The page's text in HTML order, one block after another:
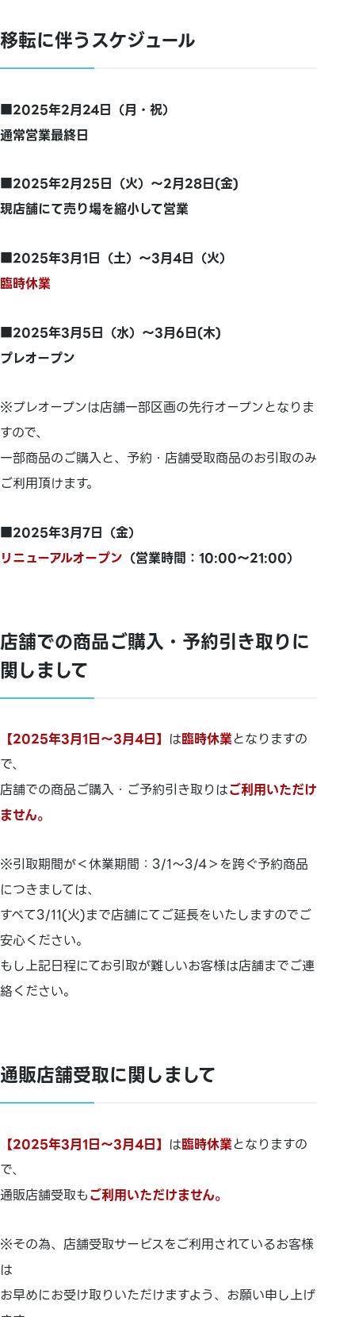
移転に伴うスケジュール
■2025年2月24日（月・祝）
通常営業最終日
■2025年2月25日（火）～2月28日(金)
現店舗にて売り場を縮小して営業
■2025年3月1日（土）～3月4日（火）
臨時休業
■2025年3月5日（水）～3月6日(木)
プレオープン
※プレオープンは店舗一部区画の先行オープンとなりま
すので、
一部商品のご購入と、予約・店舗受取商品のお引取のみ
ご利用頂けます。
■2025年3月7日（金）
リニューアルオープン （営業時間：10:00～21:00）
店舗での商品ご購入・予約引き取りに
関しまして
【2025年3月1日～3月4日】 は臨時休業となりますの
で、
店舗での商品ご購入・ご予約引き取りはご利用いただけ
ません。
※引取期間が＜休業期間：3/1～3/4＞を跨ぐ予約商品
につきましては、
すべて3/11(火)まで店舗にてご延長をいたしますのでご
安心ください。
もし上記日程にてお引取が難しいお客様は店舗までご連
絡ください。
通販店舗受取に関しまして
【2025年3月1日～3月4日】 は臨時休業となりますの
で、
通販店舗受取もご利用いただけません。
※その為、店舗受取サービスをご利用されているお客様
は
お早めにお受け取りいただけますよう、お願い申し上げ